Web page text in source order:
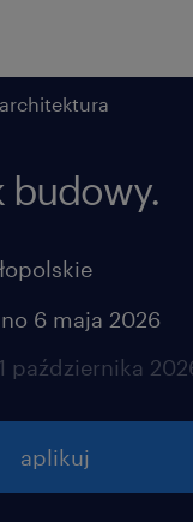
budowy.
6 maja 2026
października
aplikuj